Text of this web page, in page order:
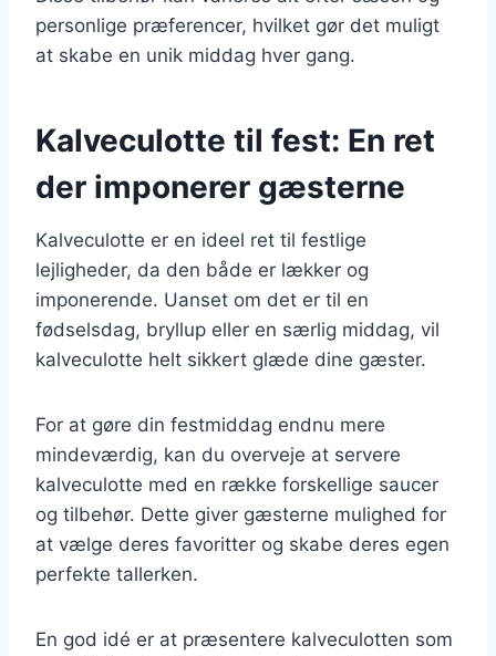
personlige præferencer, hvilket gør det muligt
at skabe en unik middag hver gang.
Kalveculotte til fest: En ret
der imponerer gæsterne
Kalveculotte er en ideel ret til festlige
lejligheder, da den både er lækker og
imponerende. Uanset om det er til en
fødselsdag, bryllup eller en særlig middag, vil
kalveculotte helt sikkert glæde dine gæster.
For at gøre din festmiddag endnu mere
mindeværdig, kan du overveje at servere
kalveculotte med en række forskellige saucer
og tilbehør. Dette giver gæsterne mulighed for
at vælge deres favoritter og skabe deres egen
perfekte tallerken.
En god idé er at præsentere kalveculotten som